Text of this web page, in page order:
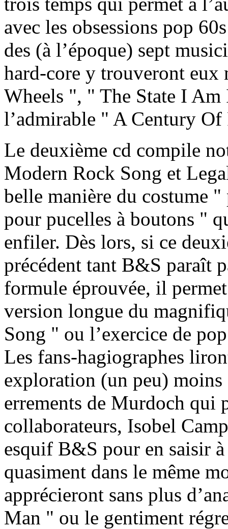
avec les obsessions pop
des (à l’époque) sept
hard-core y trouveront eux
Wheels ", " The State I
l’admirable " A Century Of
Le deuxième cd compile
Modern Rock Song et
belle manière du costume "
pour pucelles à boutons "
enfiler. Dès lors, si ce
précédent tant B&S paraît
formule éprouvée, il
version longue du
Song " ou l’exercice de
Les fans-hagiographes
exploration (un peu) moins
errements de Murdoch qui
collaborateurs, Isobel
esquif B&S pour en saisir
quasiment dans le même
apprécieront sans plus
Man " ou le gentiment